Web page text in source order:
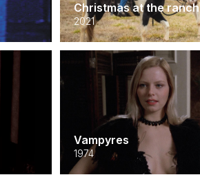
Christmas at the ranch
2021
Vampyres
1974